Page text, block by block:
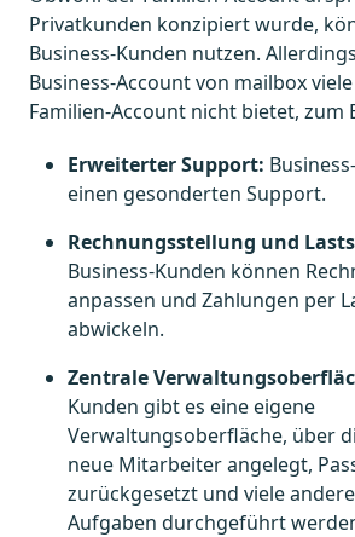
Privatkunden konzipiert wurde,
Business-Kunden nutzen.
Business-Account von mailbox
Familien-Account nicht bietet, zum
Erweiterter Support:
einen gesonderten Support.
Rechnungsstellung und
Business-Kunden können
anpassen und Zahlungen per
abwickeln.
Zentrale
Kunden gibt es eine eigene
Verwaltungsoberfläche, über
neue Mitarbeiter angelegt,
zurückgesetzt und viele
Aufgaben durchgeführt